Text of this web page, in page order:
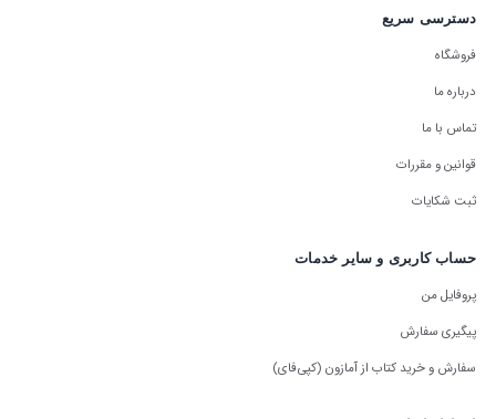
دسترسی سریع
فروشگاه
درباره ما
تماس با ما
قوانین و مقررات
ثبت شکایات
حساب کاربری و سایر خدمات
پروفایل من
پیگیری سفارش
سفارش و خرید کتاب از آمازون (کپی‌فای)